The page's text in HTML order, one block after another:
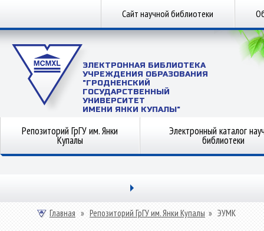
Сайт научной библиотеки
ЭЛЕКТРОННАЯ БИБЛИОТЕКА
УЧРЕЖДЕНИЯ ОБРАЗОВАНИЯ
"ГРОДНЕНСКИЙ
ГОСУДАРСТВЕННЫЙ
УНИВЕРСИТЕТ
ИМЕНИ ЯНКИ КУПАЛЫ"
Репозиторий ГрГУ им. Янки
Купалы
Электронный каталог
библиотеки
Главная » Репозиторий ГрГУ им. Янки Купалы » ЭУМК